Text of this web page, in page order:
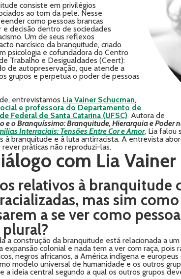
consiste em privilégios
ao tom da pele. Nesse
como pessoas brancas
decisão dentro de sociedades
Um de seus reflexos
narcísico da branquitude, criado
psicologia e cofundadora do Centro
Trabalho e Desigualdades (Ceert):
de autopreservação, que atende a
grupos e perpetua o poder de pessoas
entrevistamos Lia Vainer Schucman,
e professora do Departamento de
Federal de Santa Catarina (UFSC). Autora de
e o Branquíssimo: Branquitude, Hierarquia e Poder
Interraciais: Tensões Entre Cor e Amor, Lia falou
à branquitude e à luta antirracista. A entrevista
práticas não reproduzi-las.
com Lia Vainer
relativos à branquitude
mas sim
a se ver como
a construção da branquitude está relacionada a
expansão colonial e nada tem a ver com raça,
negros africanos, a América indígena e
modelo universal de humanidade e os outros
a ideia central segundo a qual os outros grupos